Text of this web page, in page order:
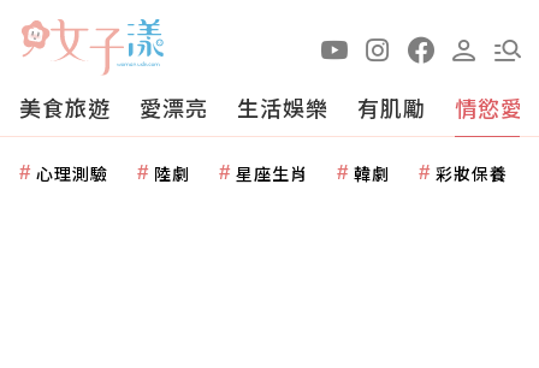
美食旅遊 愛漂亮 生活娛樂 有肌勵 情慾愛
心理測驗 陸劇 星座生肖 韓劇 彩妝保養